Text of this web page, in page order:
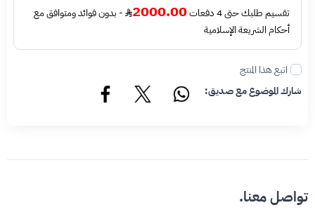
تقسيم طلبك حتى 4 دفعات 2000.00
- بدون فوائد ومتوافق مع
أحكام الشريعة الإسلامية
اتبع هذا المنتج
شارك الموضوع مع صديق:
تواصل معنا.